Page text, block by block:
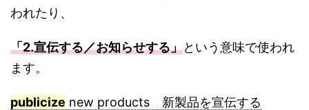
われたり、
「2.宣伝する／お知らせする」という意味で使われ
ます。
publicize new products 新製品を宣伝する